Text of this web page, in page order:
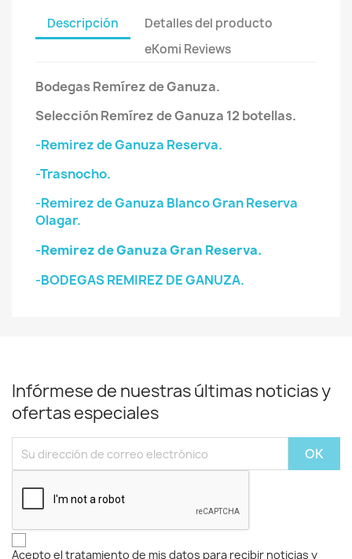
Descripción
Detalles del producto
eKomi Reviews
Bodegas Remírez de Ganuza.
SelecciónRemírez de Ganuza 12 botellas.
-Remirez de Ganuza Reserva.
-Trasnocho.
-Remirez de Ganuza Blanco Gran Reserva
Olagar.
-Remirez de Ganuza Gran Reserva.
-BODEGAS REMIREZ DE GANUZA.
Infórmese de nuestras últimas noticias y
ofertas especiales
Acepto el tratamiento de mis datos para recibir noticias y